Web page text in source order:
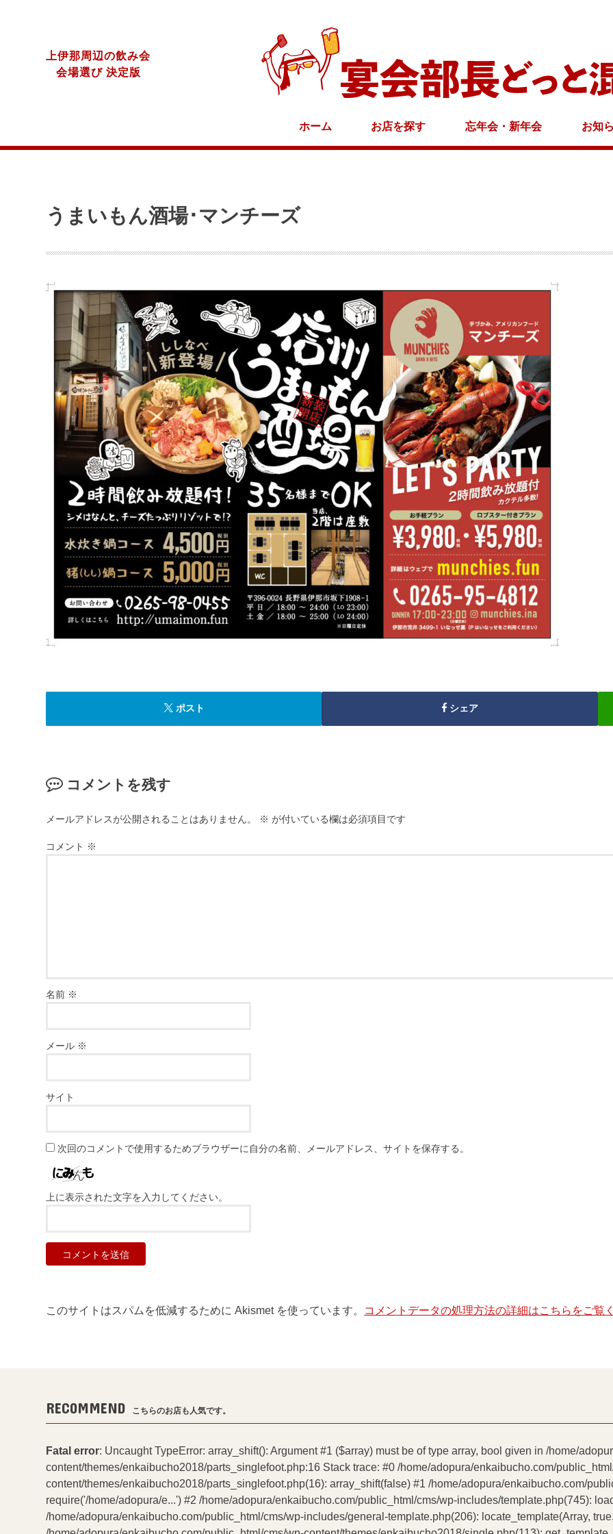
上伊那周辺の飲み会
会場選び 決定版
ホーム お店を探す 忘年会・新年会 お知
うまいもん酒場･マンチーズ
ポスト シェア
コメントを残す
メールアドレスが公開されることはありません。 ※ が付いている欄は必須項目です
コメント ※
名前 ※
メール ※
サイト
次回のコメントで使用するためブラウザーに自分の名前、メールアドレス、サイトを保存する。
上に表示された文字を入力してください。
このサイトはスパムを低減するために Akismet を使っています。 コメントデータの処理方法の詳細はこちらをご覧
RECOMMEND こちらのお店も人気です。
Fatal error: Uncaught TypeError: array_shift(): Argument #1 ($array) must be of type array, bool given in /home/
content/themes/enkaibucho2018/parts_singlefoot.php:16 Stack trace: #0 /home/adopura/enkaibucho.com/
content/themes/enkaibucho2018/parts_singlefoot.php(16): array_shift(false) #1 /home/adopura/enkaibucho.com/
require('/home/adopura/e...') #2 /home/adopura/enkaibucho.com/public_html/cms/wp-includes/template.php(745):
/home/adopura/enkaibucho.com/public_html/cms/wp-includes/general-template.php(206): locate_template(Array,